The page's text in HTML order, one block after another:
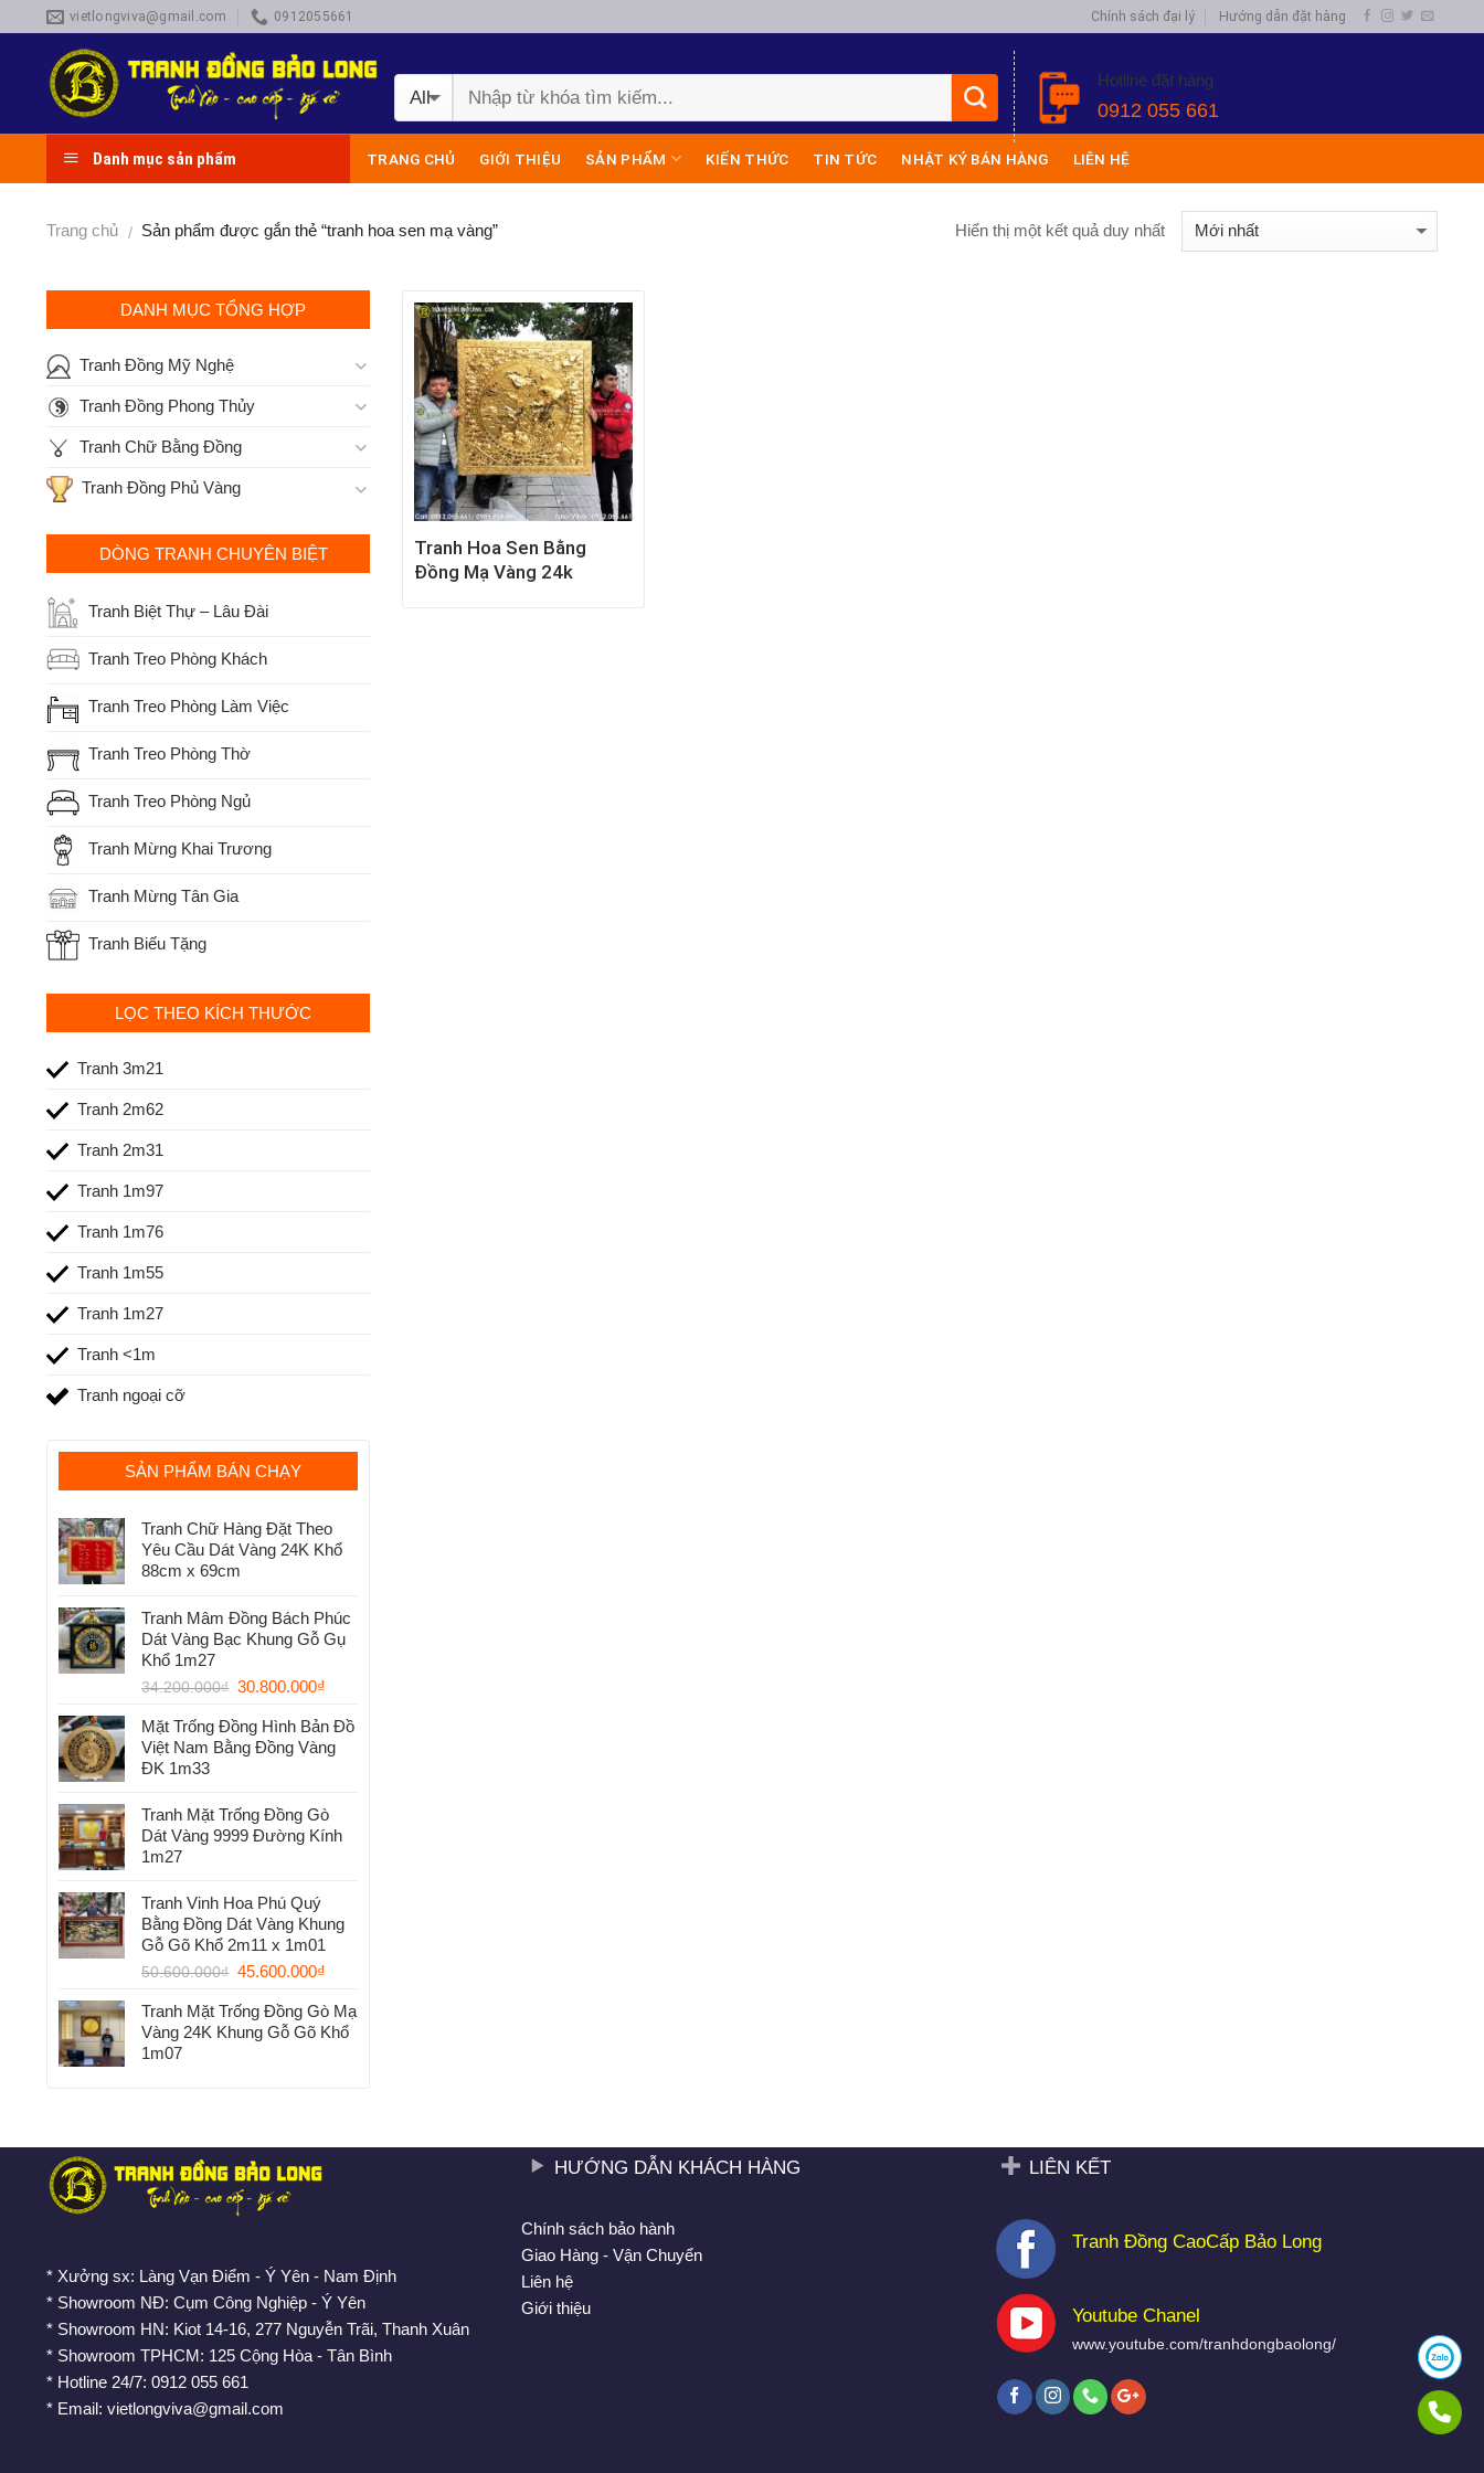
to
vietlongviva@gmail.com 0912055661 Chính sách đại lý Hướng dẫn đặt hàng
Hotline đặt hàng
0912 055 661
Danh mục sản phẩm TRANG CHỦ GIỚI THIỆU SẢN PHẨM KIẾN THỨC TIN TỨC NHẬT KÝ BÁN HÀNG LIÊN HỆ
Trang chủ / Sản phẩm được gắn thẻ “tranh hoa sen mạ vàng” Hiển thị một kết quả duy nhất
DANH MỤC TỔNG HỢP
Tranh Đồng Mỹ Nghệ
Tranh Đồng Phong Thủy
Tranh Chữ Bằng Đồng
Tranh Đồng Phủ Vàng
DÒNG TRANH CHUYÊN BIỆT
Tranh Biệt Thự – Lâu Đài
Tranh Treo Phòng Khách
Tranh Treo Phòng Làm Việc
Tranh Treo Phòng Thờ
Tranh Treo Phòng Ngủ
Tranh Mừng Khai Trương
Tranh Mừng Tân Gia
Tranh Biếu Tặng
LỌC THEO KÍCH THƯỚC
Tranh 3m21
Tranh 2m62
Tranh 2m31
Tranh 1m97
Tranh 1m76
Tranh 1m55
Tranh 1m27
Tranh <1m
Tranh ngoại cỡ
SẢN PHẨM BÁN CHẠY
Tranh Chữ Hàng Đặt Theo
Yêu Cầu Dát Vàng 24K Khổ
88cm x 69cm
Tranh Mâm Đồng Bách Phúc
Dát Vàng Bạc Khung Gỗ Gụ
Khổ 1m27
34.200.000₫ 30.800.000₫
Mặt Trống Đồng Hình Bản Đồ
Việt Nam Bằng Đồng Vàng
ĐK 1m33
Tranh Mặt Trống Đồng Gò
Dát Vàng 9999 Đường Kính
1m27
Tranh Vinh Hoa Phú Quý
Bằng Đồng Dát Vàng Khung
Gỗ Gõ Khổ 2m11 x 1m01
50.600.000₫ 45.600.000₫
Tranh Mặt Trống Đồng Gò Mạ
Vàng 24K Khung Gỗ Gõ Khổ
1m07
Tranh Hoa Sen Bằng
Đồng Mạ Vàng 24k
* Xưởng sx: Làng Vạn Điểm - Ý Yên - Nam Định
* Showroom NĐ: Cụm Công Nghiệp - Ý Yên
* Showroom HN: Kiot 14-16, 277 Nguyễn Trãi, Thanh Xuân
* Showroom TPHCM: 125 Cộng Hòa - Tân Bình
* Hotline 24/7: 0912 055 661
* Email: vietlongviva@gmail.com
HƯỚNG DẪN KHÁCH HÀNG
Chính sách bảo hành
Giao Hàng - Vận Chuyển
Liên hệ
Giới thiệu
LIÊN KẾT
Tranh Đồng CaoCấp Bảo Long
Youtube Chanel
www.youtube.com/tranhdongbaolong/